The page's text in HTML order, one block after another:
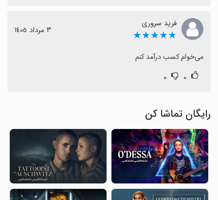
فرید سروری
★★★★★ ٣ مرداد ١٤٠٥
می‌خوام کسب درآمد کنم
۰ ۰
رایگان تماشا کن